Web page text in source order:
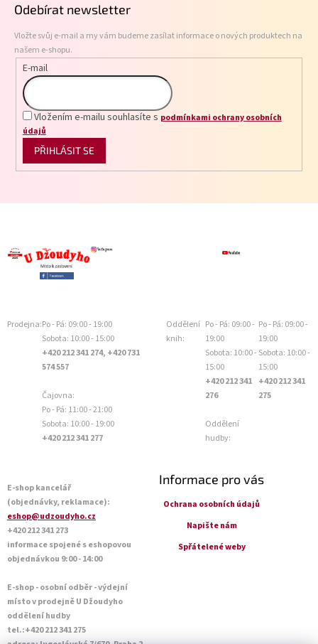
Odebírat newsletter
Vložte svůj e-mail a my vám budeme zasílat informace o nových produktech na
našem e-shopu.
E-mail
Vložením e-mailu souhlasíte s podmínkami ochrany osobních
údajů
PŘIHLÁSIT SE
Prodejna:Po - Pá: 09:00 - 19:00
Sobota: 10:00 - 15:00
+420 212 341 274, +420 731
574 557
Čajovna:
Po - Pá: 11:00 - 21:00
Sobota: 10:00 - 19:00
+420 212 341 277
Oddělení
knih:
Po - Pá: 09:00 -
19:00
Sobota: 10:00 -
15:00
+420 212 341
276
Oddělení
hudby:
Po - Pá: 09:00 -
19:00
Sobota: 10:00 -
15:00
+420 212 341
275
E-shop kancelář
(objednávky, reklamace):
eshop@udzoudyho.cz
+420 212 341 273
informace spojené s eshopovou
objednávkou 9:00 - 14:00
E-shop - osobní odběr - výdejní
místo v prodejně U Džoudyho
oddělení hudby
tel.:+420 212 341 275
Informace pro vás
Ochrana osobních údajů
Napište nám
Spřátelené weby